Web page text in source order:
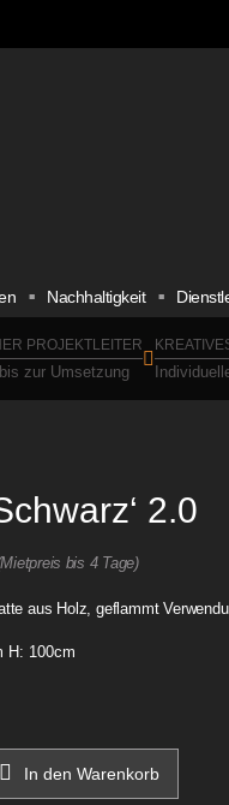
Nachhaltigkeit
PROJEKTLEITER
zur Umsetzung
2.0
bis 4 Tage)
aus Holz, geflammt
H: 100cm
In den Warenkorb